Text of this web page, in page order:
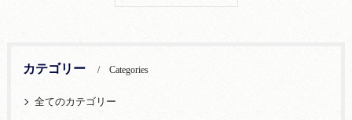
カテゴリー Categories
全てのカテゴリー